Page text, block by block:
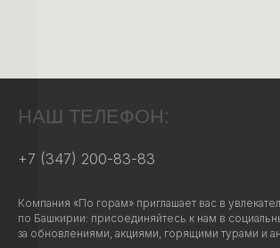
НАШ ТЕЛЕФОН:
+7 (347) 200-83-83
Компания «По горам» приглашает вас в
по Башкирии: присоединяйтесь к нам в
за обновлениями, акциями, горящими турами и